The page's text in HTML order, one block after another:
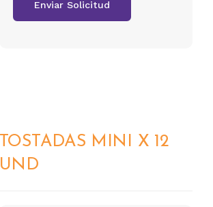
TOSTADAS MINI X 12
UND